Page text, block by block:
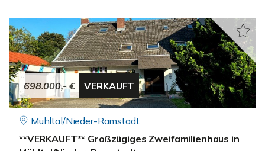
698.000,- € VERKAUFT
Mühltal/Nieder-Ramstadt
**VERKAUFT** Großzügiges Zweifamilienhaus in